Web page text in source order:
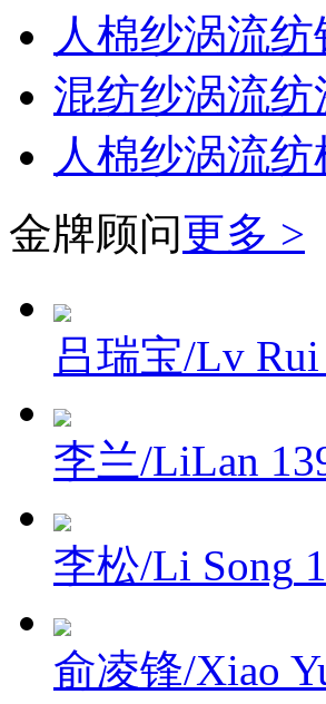
人棉纱涡流
混纺纱涡流纺
人棉纱涡流
金牌顾问更多 >
吕瑞宝/Lv Rui
李兰/LiLan
李松/Li Song
俞凌锋/Xiao